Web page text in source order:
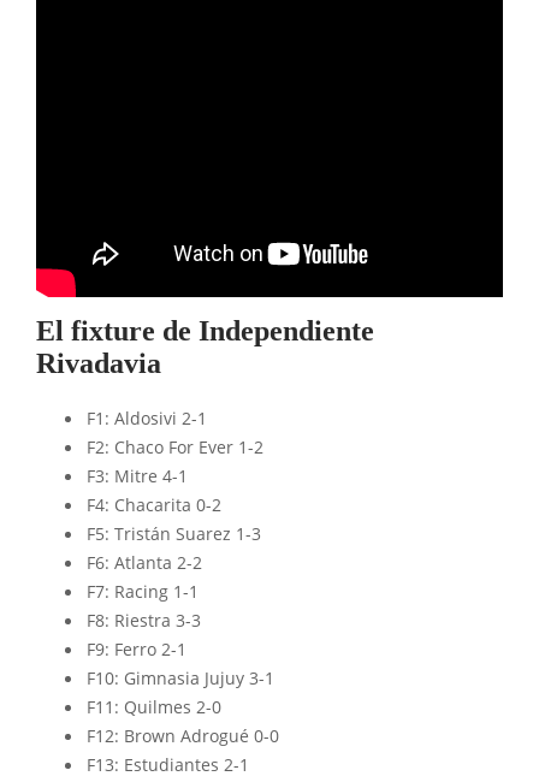
El fixture de Independiente
Rivadavia
F1: Aldosivi 2-1
F2: Chaco For Ever 1-2
F3: Mitre 4-1
F4: Chacarita 0-2
F5: Tristán Suarez 1-3
F6: Atlanta 2-2
F7: Racing 1-1
F8: Riestra 3-3
F9: Ferro 2-1
F10: Gimnasia Jujuy 3-1
F11: Quilmes 2-0
F12: Brown Adrogué 0-0
F13: Estudiantes 2-1